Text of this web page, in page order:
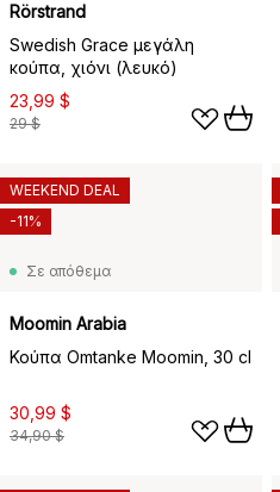
Rörstrand
Swedish Grace μεγάλη
κούπα, χιόνι (λευκό)
23,99 $
29 $
Σε απόθεμα
Moomin Arabia
Κούπα Omtanke Moomin, 30 cl
30,99 $
34,90 $
WEEKEND DEAL
-11%